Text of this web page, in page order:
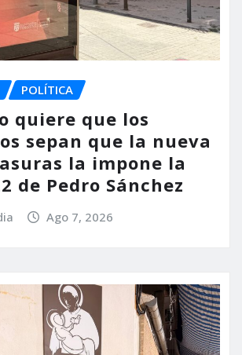
POLÍTICA
quiere que los
sepan que la nueva
la impone la
de Pedro Sánchez
Ago 7, 2026